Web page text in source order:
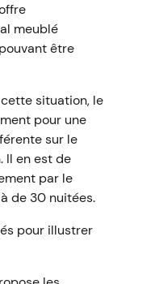
meublé
être
situation, le
pour une
sur le
Il en est de
par le
de 30 nuitées.
pour illustrer